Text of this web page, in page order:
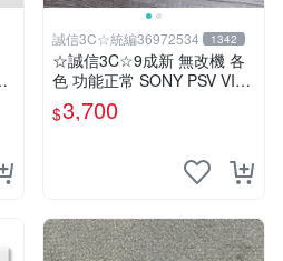
誠信3C☆統編36972534 1342
☆誠信3C☆9成新 無改機 各
色 功能正常 SONY PSV VITA
主機 2000~3000型 二手功能
正常 賣3千5~4千也可用各式
$3,700